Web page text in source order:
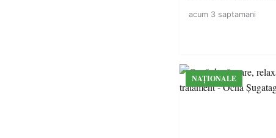
acum 3 saptamani
NAȚIONALE